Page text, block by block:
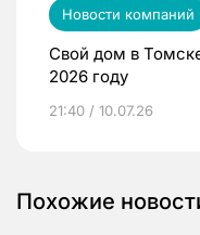
Новости компаний
Свой дом в
2026 году
21:40 / 10.07.26
Похожие